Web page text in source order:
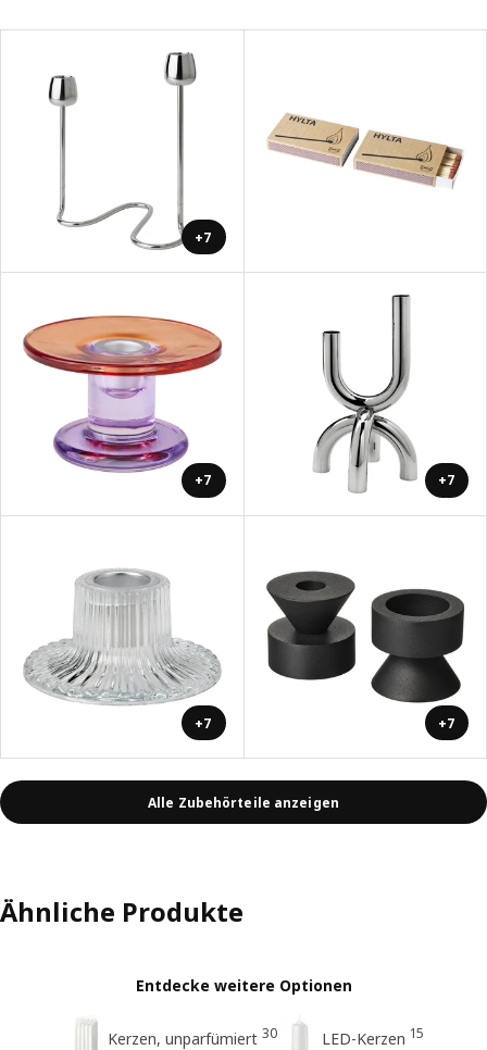
+7
+7 +7
+7 +7
Alle Zubehörteile anzeigen
Ähnliche Produkte
Entdecke weitere Optionen
Kerzen, unparfümiert 30 LED-Kerzen 15